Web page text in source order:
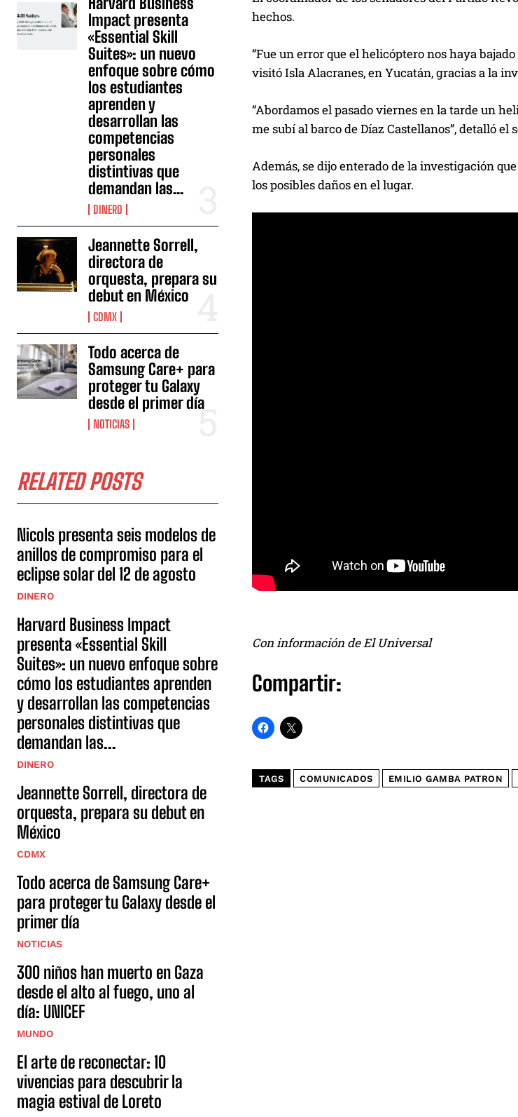
Impact presenta
«Essential Skill
Suites»: un nuevo
enfoque sobre cómo
los estudiantes
aprenden y
desarrollan las
competencias
personales
distintivas que
demandan las...
DINERO
Jeannette Sorrell,
directora de
orquesta, prepara su
debut en México
CDMX
Todo acerca de
Samsung Care+ para
proteger tu Galaxy
desde el primer día
NOTICIAS
RELATED POSTS
Nicols presenta seis modelos de
anillos de compromiso para el
eclipse solar del 12 de agosto
DINERO
Harvard Business Impact
presenta «Essential Skill
Suites»: un nuevo enfoque sobre
cómo los estudiantes aprenden
y desarrollan las competencias
personales distintivas que
demandan las...
DINERO
Jeannette Sorrell, directora de
orquesta, prepara su debut en
México
CDMX
Todo acerca de Samsung Care+
para proteger tu Galaxy desde el
primer día
NOTICIAS
300 niños han muerto en Gaza
desde el alto al fuego, uno al
día: UNICEF
MUNDO
El arte de reconectar: 10
vivencias para descubrir la
magia estival de Loreto
hechos.
“Fue un error que el helicóptero nos haya
visitó Isla Alacranes, en Yucatán, gracias a la
“Abordamos el pasado viernes en la tarde un
me subí al barco de Díaz Castellanos”, detalló el
Además, se dijo enterado de la investigación
los posibles daños en el lugar.
Con información de El Universal
Compartir:
TAGS COMUNICADOS EMILIO GAMBA PATRON